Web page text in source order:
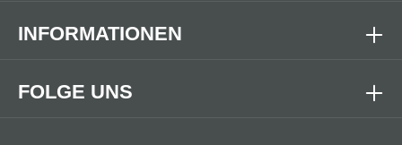
FOLGE UNS
INFORMATIONEN